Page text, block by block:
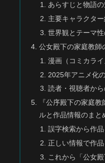
あらすじと物語の
主要キャラクタ
世界観とテーマ性
公女殿下の家庭教師
漫画（コミカラ
2025年アニメ化
読者・視聴者か
『公序殿下の家庭
ルと作品情報のまと
誤字検索から作
正しい情報で作
これから「公女